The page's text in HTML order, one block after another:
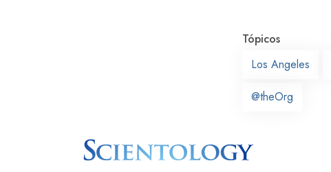
Tópicos
Los Angeles
@theOrg